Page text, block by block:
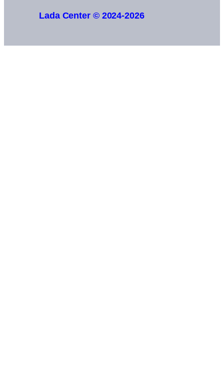
Lada Center © 2024-2026